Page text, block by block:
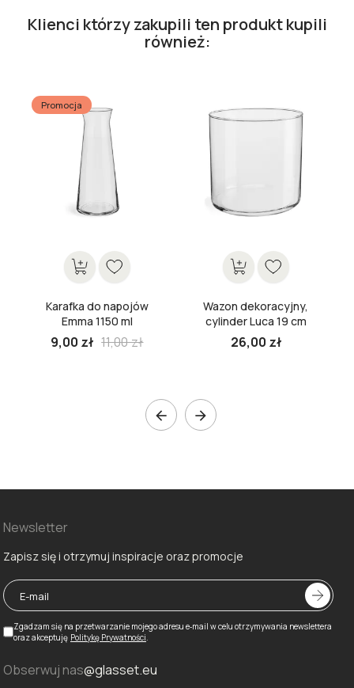
Klienci którzy zakupili ten produkt kupili
również:
Promocja
Karafka do napojów
Emma 1150 ml
9,00 zł 11,00 zł
Wazon dekoracyjny,
cylinder Luca 19 cm
26,00 zł
 
Newsletter
Zapisz się i otrzymuj inspiracje oraz promocje
Zgadzam się na przetwarzanie mojego adresu e‑mail w celu otrzymywania newslettera
oraz akceptuję Politykę Prywatności.
Obserwuj nas@glasset.eu